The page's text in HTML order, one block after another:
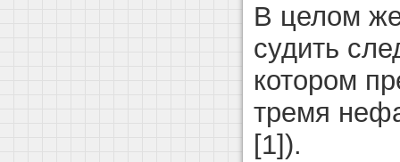
В целом
судить
котором
тремя
[1]).